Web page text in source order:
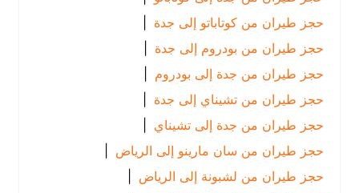
حجز طيران من كوتاباتو إلى جدة
حجز طيران من بودروم إلى جدة
حجز طيران من جدة إلى بودروم |
حجز طيران من تشيناي إلى جدة
حجز طيران من جدة إلى تشيناي |
حجز طيران من سان مارينو إلى الرياض
|
حجز طيران من لشبونة إلى الرياض
|